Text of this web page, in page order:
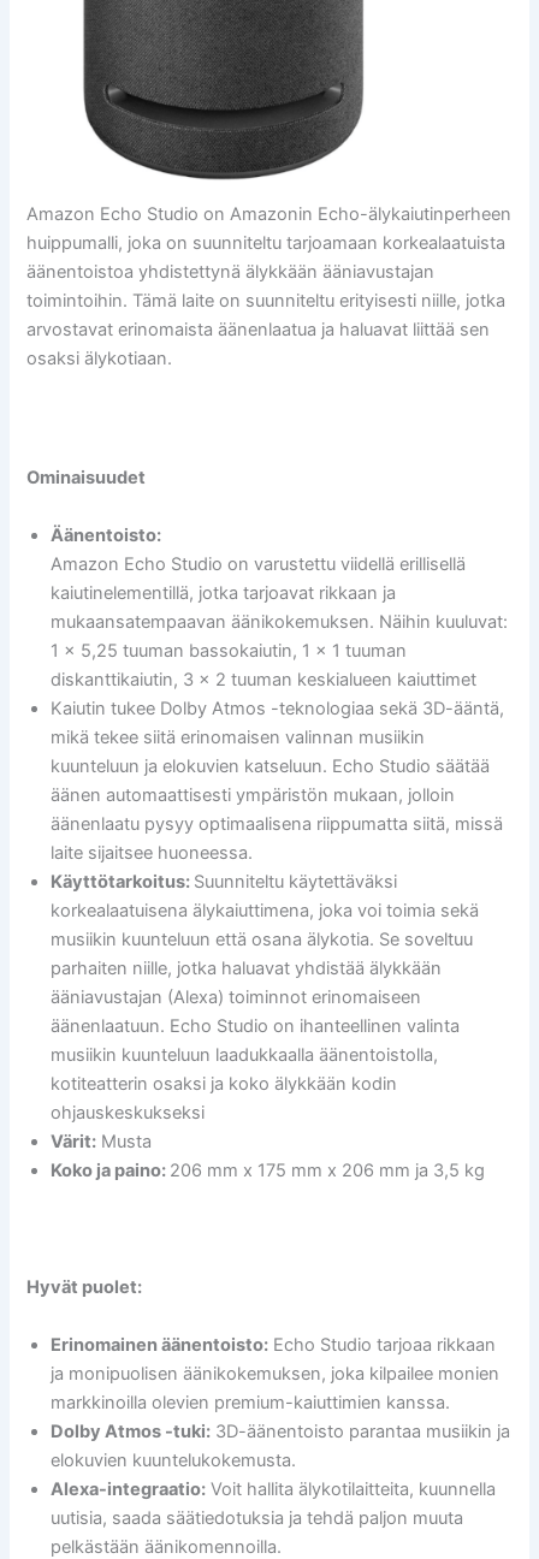
Amazon Echo Studio on Amazonin Echo-älykaiutinperheen
huippumalli, joka on suunniteltu tarjoamaan korkealaatuista
äänentoistoa yhdistettynä älykkään ääniavustajan
toimintoihin. Tämä laite on suunniteltu erityisesti niille, jotka
arvostavat erinomaista äänenlaatua ja haluavat liittää sen
osaksi älykotiaan.
Ominaisuudet
Äänentoisto:
Amazon Echo Studio on varustettu viidellä erillisellä
kaiutinelementillä, jotka tarjoavat rikkaan ja
mukaansatempaavan äänikokemuksen. Näihin kuuluvat:
1 x 5,25 tuuman bassokaiutin, 1 x 1 tuuman
diskanttikaiutin, 3 x 2 tuuman keskialueen kaiuttimet
Kaiutin tukee Dolby Atmos -teknologiaa sekä 3D-ääntä,
mikä tekee siitä erinomaisen valinnan musiikin
kuunteluun ja elokuvien katseluun. Echo Studio säätää
äänen automaattisesti ympäristön mukaan, jolloin
äänenlaatu pysyy optimaalisena riippumatta siitä, missä
laite sijaitsee huoneessa.
Käyttötarkoitus: Suunniteltu käytettäväksi
korkealaatuisena älykaiuttimena, joka voi toimia sekä
musiikin kuunteluun että osana älykotia. Se soveltuu
parhaiten niille, jotka haluavat yhdistää älykkään
ääniavustajan (Alexa) toiminnot erinomaiseen
äänenlaatuun. Echo Studio on ihanteellinen valinta
musiikin kuunteluun laadukkaalla äänentoistolla,
kotiteatterin osaksi ja koko älykkään kodin
ohjauskeskukseksi
Värit: Musta
Koko ja paino: 206 mm x 175 mm x 206 mm ja 3,5 kg
Hyvät puolet:
Erinomainen äänentoisto: Echo Studio tarjoaa rikkaan
ja monipuolisen äänikokemuksen, joka kilpailee monien
markkinoilla olevien premium-kaiuttimien kanssa.
Dolby Atmos -tuki: 3D-äänentoisto parantaa musiikin ja
elokuvien kuuntelukokemusta.
Alexa-integraatio: Voit hallita älykotilaitteita, kuunnella
uutisia, saada säätiedotuksia ja tehdä paljon muuta
pelkästään äänikomennoilla.